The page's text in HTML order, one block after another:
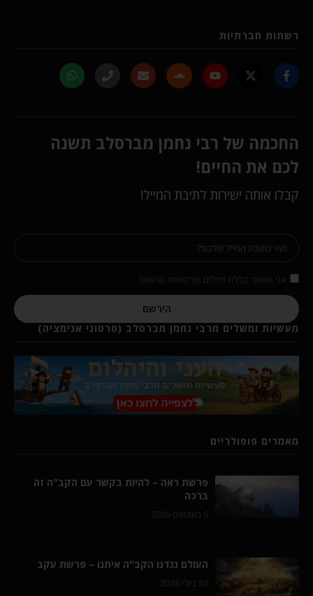
רשתות חברתיות
החכמה של רבי נחמן מברסלב תשנה
לכם את החיים!
קבלו אותה ישירות לתיבת המייל!
הירשם
מעשיות ומשלים מרבי נחמן מברסלב (סרטוני אנימציה)
מאמרים פופולריים
פרשת ראה – להיות בקשר עם הקב"ה זה
ברכה
6 באוגוסט 2026
העולם נגדנו הקב"ה איתנו – פרשת עקב
30 ביולי 2026